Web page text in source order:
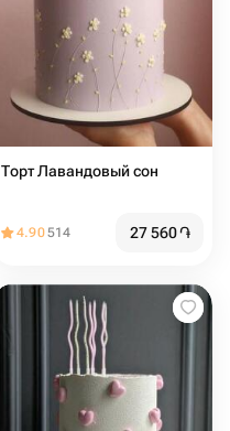
Торт Лавандовый сон
4.90514 27 560֏